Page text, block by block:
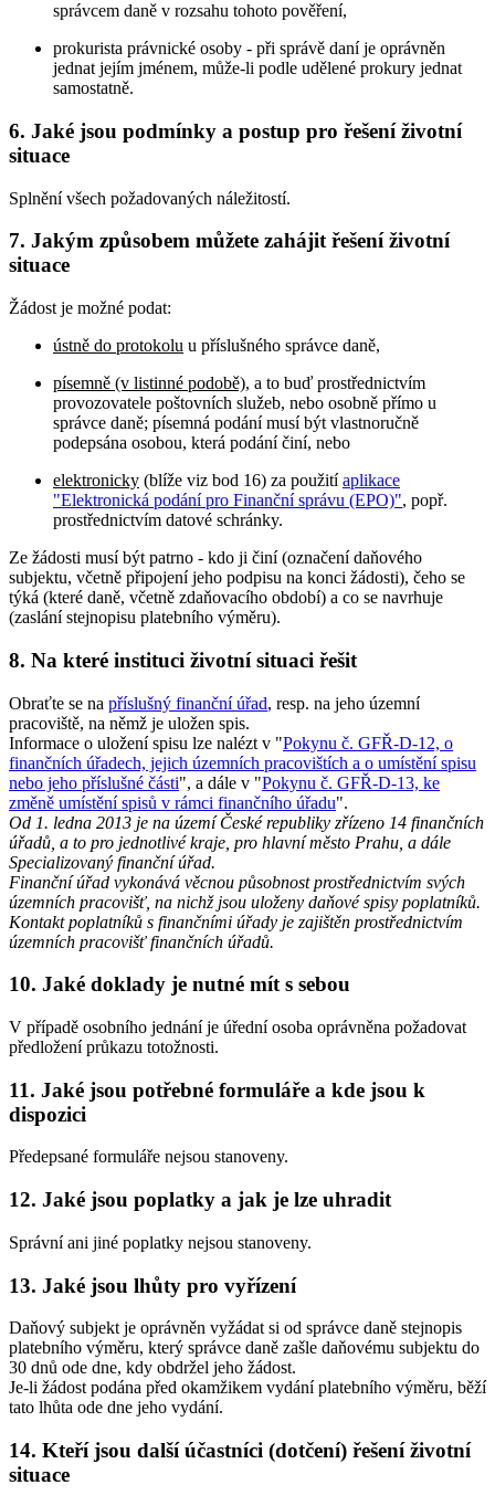
správcem daně v rozsahu tohoto pověření,
prokurista právnické osoby - při správě daní je oprávněn
jednat jejím jménem, může-li podle udělené prokury jednat
samostatně.
6. Jaké jsou podmínky a postup pro řešení životní
situace
Splnění všech požadovaných náležitostí.
7. Jakým způsobem můžete zahájit řešení životní
situace
Žádost je možné podat:
ústně do protokolu u příslušného správce daně,
písemně (v listinné podobě), a to buď prostřednictvím
provozovatele poštovních služeb, nebo osobně přímo u
správce daně; písemná podání musí být vlastnoručně
podepsána osobou, která podání činí, nebo
elektronicky (blíže viz bod 16) za použitíaplikace
"Elektronická podání pro Finanční správu (EPO)", popř.
prostřednictvím datové schránky.
Ze žádosti musí být patrno - kdo ji činí (označení daňového
subjektu, včetně připojení jeho podpisu na konci žádosti), čeho se
týká (které daně, včetně zdaňovacího období) a co se navrhuje
(zaslání stejnopisu platebního výměru).
8. Na které instituci životní situaci řešit
Obraťte se na příslušný finanční úřad, resp. na jeho územní
pracoviště, na němž je uložen spis.
Informace o uložení spisu lze nalézt v "Pokynu č. GFŘ-D-12, o
finančních úřadech, jejich územních pracovištích a o umístění spisu
nebo jeho příslušné části", a dále v "Pokynu č. GFŘ-D-13, ke
změně umístění spisů v rámci finančního úřadu".
Od 1. ledna 2013 je na území České republiky zřízeno 14 finančních
úřadů, a to pro jednotlivé kraje, pro hlavní město Prahu, a dále
Specializovaný finanční úřad.
Finanční úřad vykonává věcnou působnost prostřednictvím svých
územních pracovišť, na nichž jsou uloženy daňové spisy poplatníků.
Kontakt poplatníků s finančními úřady je zajištěn prostřednictvím
územních pracovišť finančních úřadů.
10. Jaké doklady je nutné mít s sebou
V případě osobního jednání je úřední osoba oprávněna požadovat
předložení průkazu totožnosti.
11. Jaké jsou potřebné formuláře a kde jsou k
dispozici
Předepsané formuláře nejsou stanoveny.
12. Jaké jsou poplatky a jak je lze uhradit
Správní ani jiné poplatky nejsou stanoveny.
13. Jaké jsou lhůty pro vyřízení
Daňový subjekt je oprávněn vyžádat si od správce daně stejnopis
platebního výměru, který správce daně zašle daňovému subjektu do
30 dnů ode dne, kdy obdržel jeho žádost.
Je-li žádost podána před okamžikem vydání platebního výměru, běží
tato lhůta ode dne jeho vydání.
14. Kteří jsou další účastníci (dotčení) řešení životní
situace